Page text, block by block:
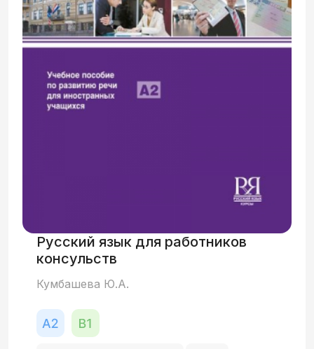
Русский язык для работников
консульств
Кумбашева Ю.А.